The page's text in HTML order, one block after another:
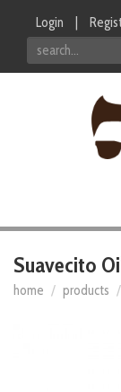
Login
Suavecito
home products